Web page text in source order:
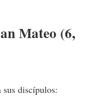
Mateo (6,
sus discípulos: